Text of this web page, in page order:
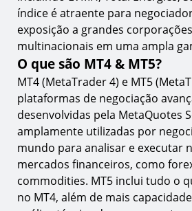
índice é atraente para
exposição a grandes
multinacionais em uma ampla
O que são MT4 & MT5?
MT4 (MetaTrader 4) e MT5
plataformas de negociação
desenvolvidas pela MetaQuotes
amplamente utilizadas por
mundo para analisar e executar
mercados financeiros, como
commodities. MT5 inclui tudo o
no MT4, além de mais